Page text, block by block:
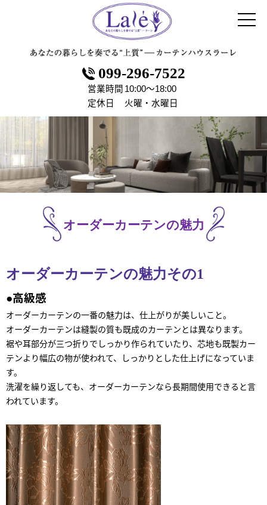
099-296-7522
営業時間 10:00～18:00
定休日
火曜・水曜日
オーダーカーテンの魅力
オーダーカーテンの魅力その1
●高級感
オーダーカーテンの一番の魅力は、仕上がりが美しいこと。
オーダーカーテンは縫製の質も既成のカーテンとは異なります。
裾や耳部分が三つ折りでしっかり作られていたり、芯地も既製カー
テンより幅広の物が使われて、しっかりとした仕上げになっていま
す。
洗濯を繰り返しても、オーダーカーテンなら長期間使用できると言
われています。